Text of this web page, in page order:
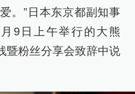
。”日本东京都副知事
9日上午举行的大熊
暨粉丝分享会致辞中说